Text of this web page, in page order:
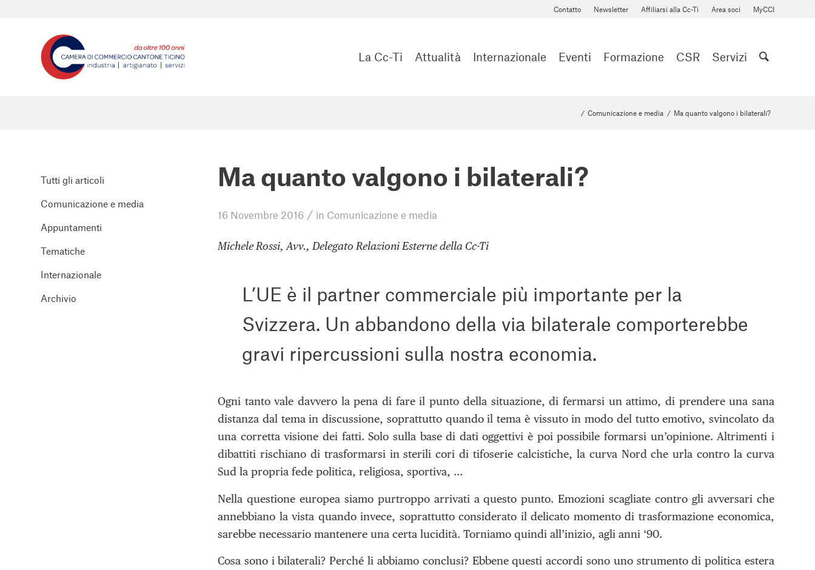
Contatto Newsletter Affiliarsi alla Cc-Ti Area soci MyCCI
La Cc-Ti Attualità Internazionale Eventi Formazione CSR Servizi
/ Comunicazione e media / Ma quanto valgono i bilaterali?
Ma quanto valgono i bilaterali?
16 Novembre 2016 / in Comunicazione e media
Michele Rossi, Avv., Delegato Relazioni Esterne della Cc-Ti
L’UE è il partner commerciale più importante per la
Svizzera. Un abbandono della via bilaterale comporterebbe
gravi ripercussioni sulla nostra economia.
Ogni tanto vale davvero la pena di fare il punto della situazione, di fermarsi un attimo, di prendere una sana
distanza dal tema in discussione, soprattutto quando il tema è vissuto in modo del tutto emotivo, svincolato da
una corretta visione dei fatti. Solo sulla base di dati oggettivi è poi possibile formarsi un’opinione. Altrimenti i
dibattiti rischiano di trasformarsi in sterili cori di tifoserie calcistiche, la curva Nord che urla contro la curva
Sud la propria fede politica, religiosa, sportiva, …
Nella questione europea siamo purtroppo arrivati a questo punto. Emozioni scagliate contro gli avversari che
annebbiano la vista quando invece, soprattutto considerato il delicato momento di trasformazione economica,
sarebbe necessario mantenere una certa lucidità. Torniamo quindi all’inizio, agli anni ‘90.
Cosa sono i bilaterali? Perché li abbiamo conclusi? Ebbene questi accordi sono uno strumento di politica estera
Tutti gli articoli
Comunicazione e media
Appuntamenti
Tematiche
Internazionale
Archivio